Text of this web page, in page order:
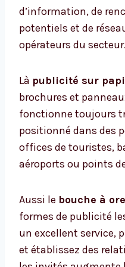
d’information, de
potentiels et de
opérateurs du secteur.
Là publicité sur
brochures et
fonctionne toujours
positionné dans des
offices de touristes,
aéroports ou points
Aussi le bouche à
formes de publicité
un excellent service,
et établissez des